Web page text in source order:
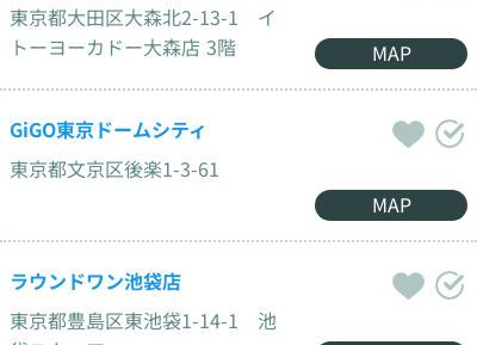
東京都大田区大森北2-13-1 イ
トーヨーカドー大森店 3階
MAP
GiGO東京ドームシティ
東京都文京区後楽1-3-61
MAP
ラウンドワン池袋店
東京都豊島区東池袋1-14-1 池